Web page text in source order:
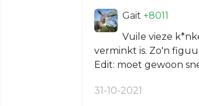
Gait +8011
Vuile vieze
verminkt is. Zo'n
Edit: moet gewoon
31-10-2021